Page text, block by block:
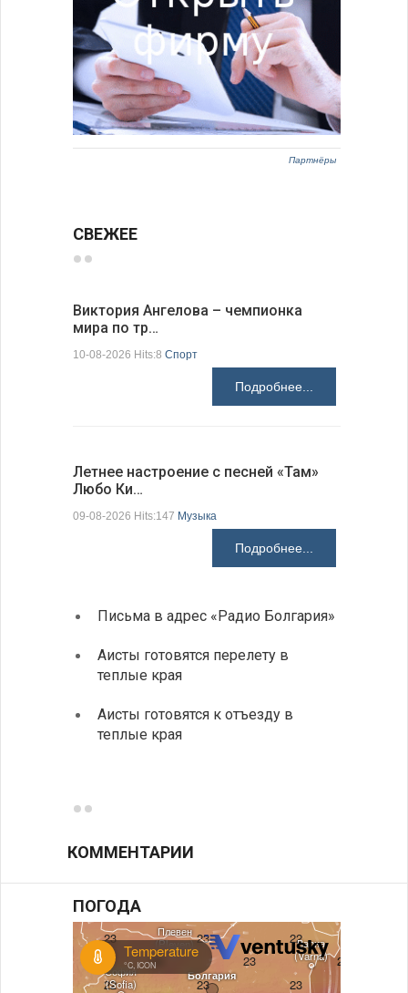
Партнёры
СВЕЖЕЕ
Виктория Ангелова – чемпионка
мира по тр…
10-08-2026 Hits:8 Спорт
Подробнее...
Летнее настроение с песней «Там»
Любо Ки…
09-08-2026 Hits:147 Музыка
Подробнее...
Письма в адрес «Радио Болгария»
Аисты готовятся перелету в
теплые края
Аисты готовятся к отъезду в
теплые края
КОММЕНТАРИИ
ПОГОДА